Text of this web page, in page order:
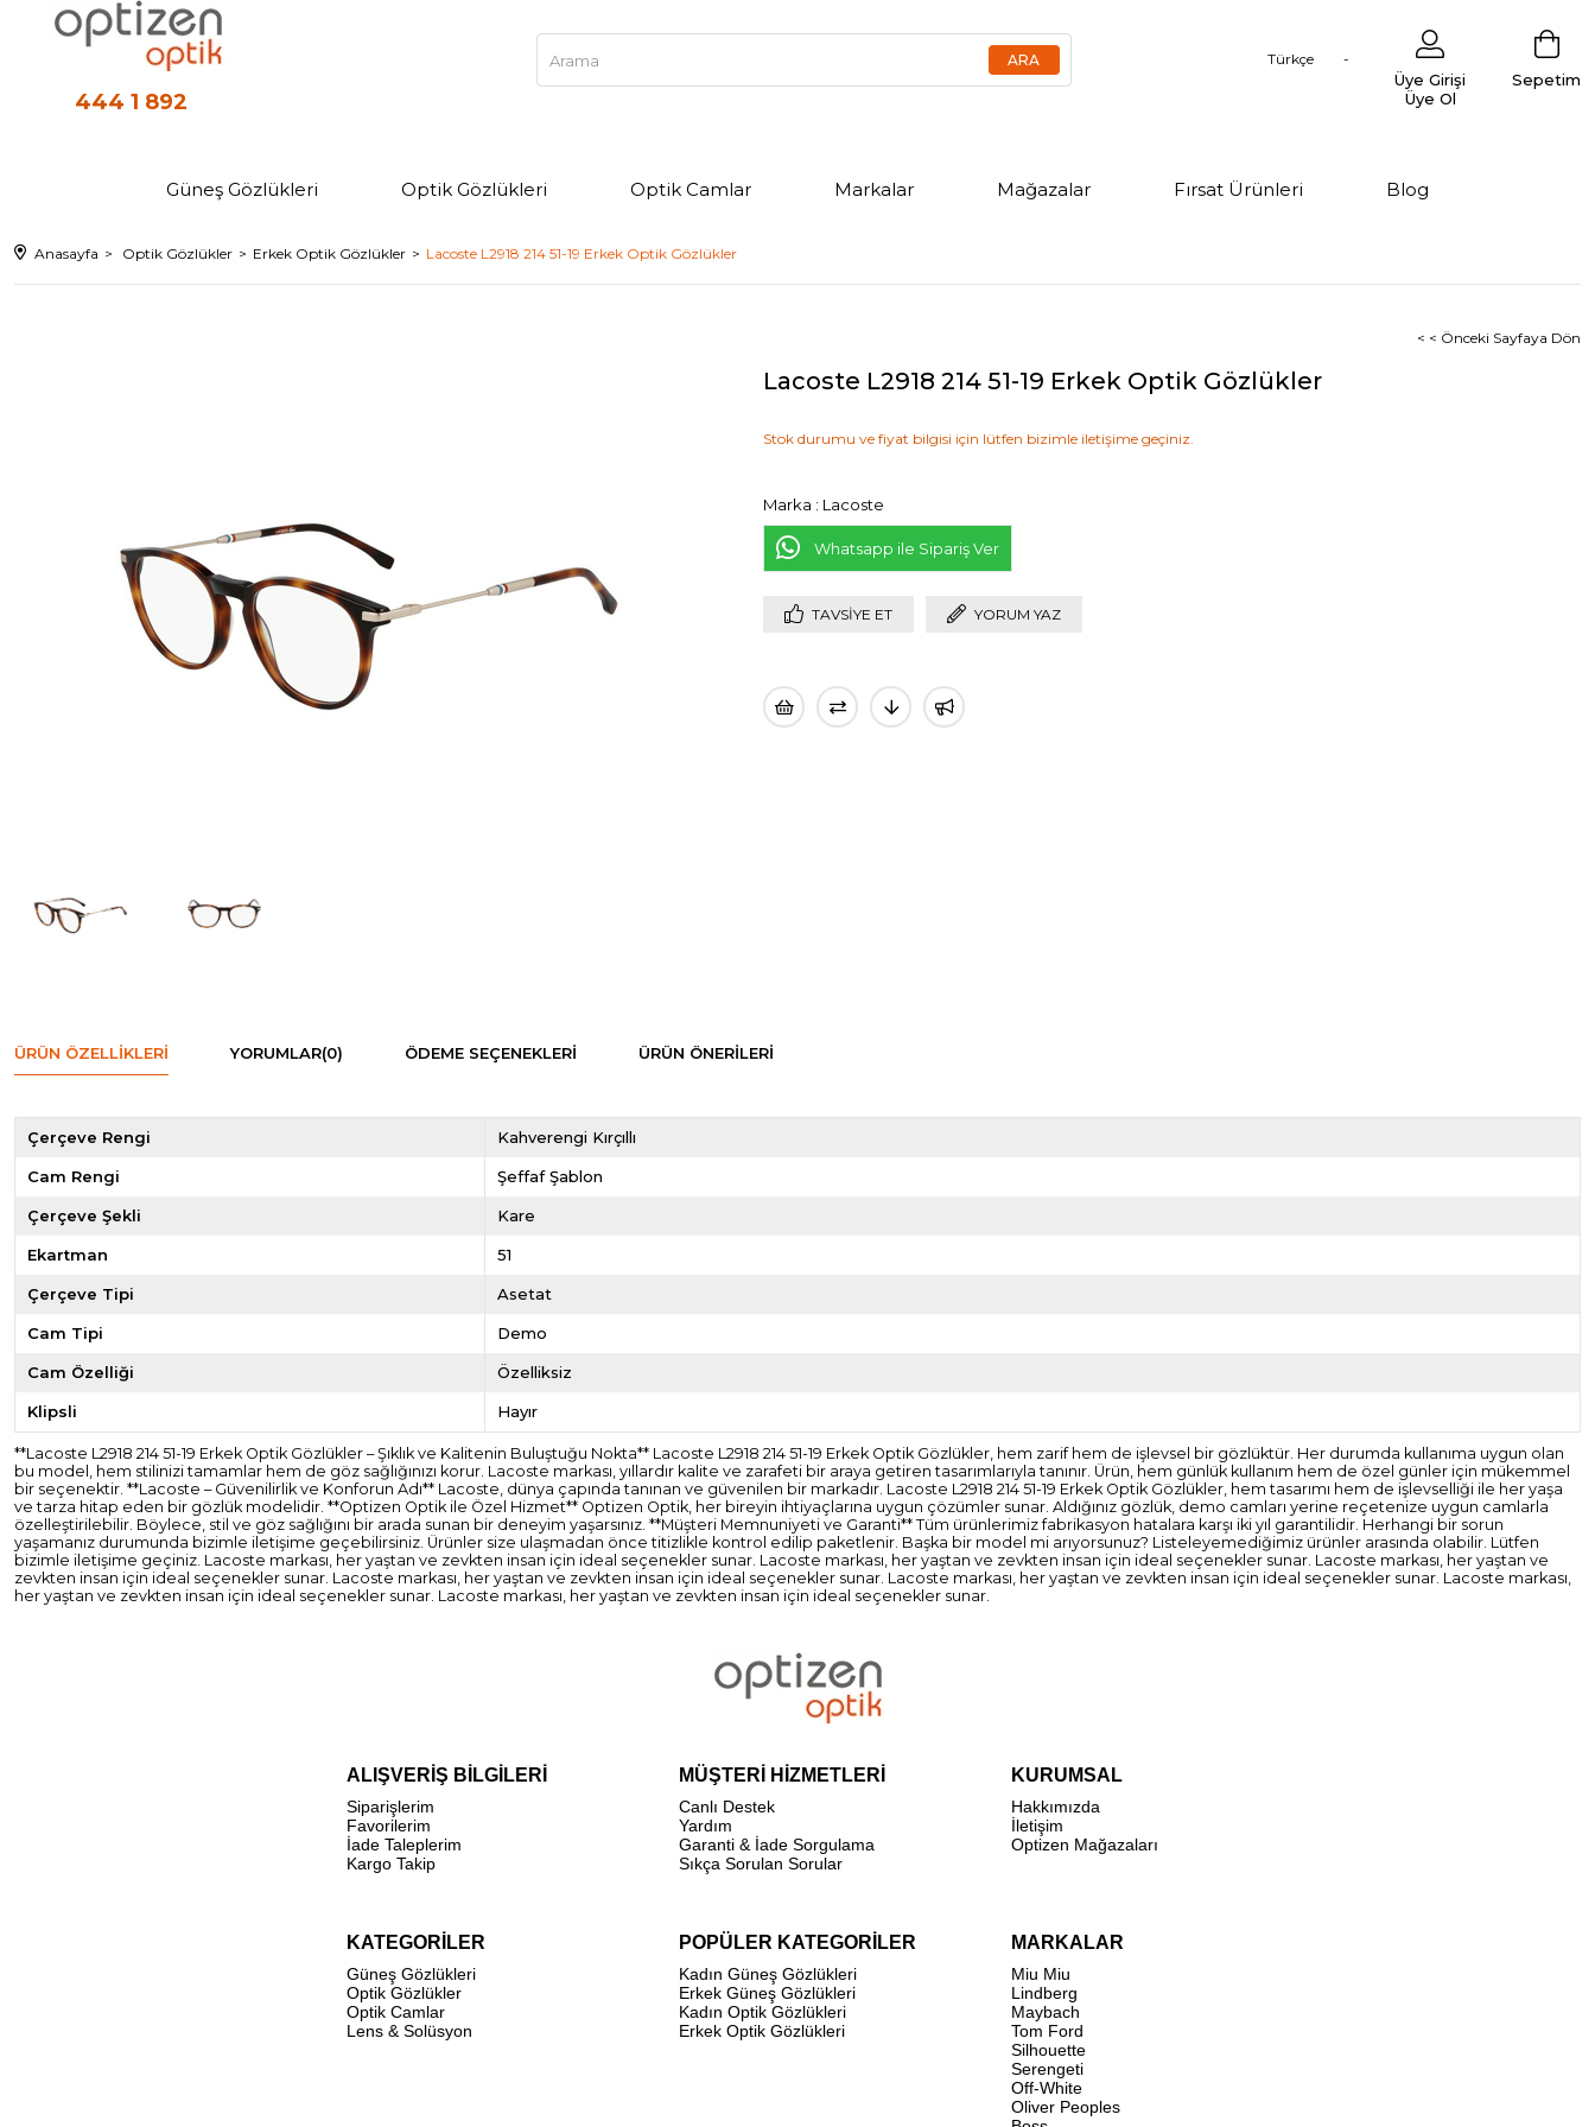
444 1 892
Türkçe
Sepetim
Üye Girişi
Üye Ol
Güneş Gözlükleri Optik Gözlükleri Optik Camlar Markalar Mağazalar Fırsat Ürünleri Blog
Anasayfa Optik Gözlükler Erkek Optik Gözlükler Lacoste L2918 214 51-19 Erkek Optik Gözlükler
< < Önceki Sayfaya Dön
Lacoste L2918 214 51-19 Erkek Optik Gözlükler
Stok durumu ve fiyat bilgisi için lütfen bizimle iletişime geçiniz.
Marka : Lacoste
Whatsapp ile Sipariş Ver
TAVSIYE ET YORUM YAZ
ÜRÜN ÖZELLIKLERI YORUMLAR(0) ÖDEME SEÇENEKLERI ÜRÜN ÖNERILERI
Çerçeve Rengi Kahverengi Kırçıllı
Cam Rengi Şeffaf Şablon
Çerçeve Şekli Kare
Ekartman 51
Çerçeve Tipi Asetat
Cam Tipi Demo
Cam Özelliği Özelliksiz
Klipsli Hayır
**Lacoste L2918 214 51-19 Erkek Optik Gözlükler – Şıklık ve Kalitenin Buluştuğu Nokta** Lacoste L2918 214 51-19 Erkek Optik Gözlükler, hem zarif hem de işlevsel bir gözlüktür. Her durumda kullanıma uygun olan
bu model, hem stilinizi tamamlar hem de göz sağlığınızı korur. Lacoste markası, yıllardır kalite ve zarafeti bir araya getiren tasarımlarıyla tanınır. Ürün, hem günlük kullanım hem de özel günler için mükemmel
bir seçenektir. **Lacoste – Güvenilirlik ve Konforun Adı** Lacoste, dünya çapında tanınan ve güvenilen bir markadır. Lacoste L2918 214 51-19 Erkek Optik Gözlükler, hem tasarımı hem de işlevselliği ile her yaşa
ve tarza hitap eden bir gözlük modelidir. **Optizen Optik ile Özel Hizmet** Optizen Optik, her bireyin ihtiyaçlarına uygun çözümler sunar. Aldığınız gözlük, demo camları yerine reçetenize uygun camlarla
özelleştirilebilir. Böylece, stil ve göz sağlığını bir arada sunan bir deneyim yaşarsınız. **Müşteri Memnuniyeti ve Garanti** Tüm ürünlerimiz fabrikasyon hatalara karşı iki yıl garantilidir. Herhangi bir sorun
yaşamanız durumunda bizimle iletişime geçebilirsiniz. Ürünler size ulaşmadan önce titizlikle kontrol edilip paketlenir. Başka bir model mi arıyorsunuz? Listeleyemediğimiz ürünler arasında olabilir. Lütfen
bizimle iletişime geçiniz. Lacoste markası, her yaştan ve zevkten insan için ideal seçenekler sunar. Lacoste markası, her yaştan ve zevkten insan için ideal seçenekler sunar. Lacoste markası, her yaştan ve
zevkten insan için ideal seçenekler sunar. Lacoste markası, her yaştan ve zevkten insan için ideal seçenekler sunar. Lacoste markası, her yaştan ve zevkten insan için ideal seçenekler sunar. Lacoste markası,
her yaştan ve zevkten insan için ideal seçenekler sunar. Lacoste markası, her yaştan ve zevkten insan için ideal seçenekler sunar.
ALIŞVERİŞ BİLGİLERİ
Siparişlerim
Favorilerim
İade Taleplerim
Kargo Takip
MÜŞTERİ HİZMETLERİ
Canlı Destek
Yardım
Garanti & İade Sorgulama
Sıkça Sorulan Sorular
KURUMSAL
Hakkımızda
İletişim
Optizen Mağazaları
KATEGORİLER
Güneş Gözlükleri
Optik Gözlükler
Optik Camlar
Lens & Solüsyon
POPÜLER KATEGORİLER
Kadın Güneş Gözlükleri
Erkek Güneş Gözlükleri
Kadın Optik Gözlükleri
Erkek Optik Gözlükleri
MARKALAR
Miu Miu
Lindberg
Maybach
Tom Ford
Silhouette
Serengeti
Off-White
Oliver Peoples